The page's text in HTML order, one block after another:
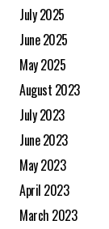
July 2025
June 2025
May 2025
August 2023
July 2023
June 2023
May 2023
April 2023
March 2023